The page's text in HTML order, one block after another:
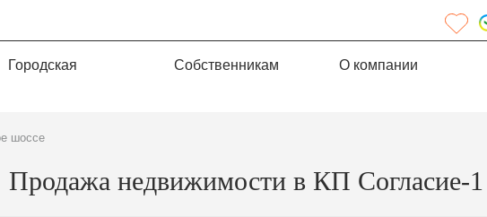
Городская Собственникам О компании
шоссе
Продажа недвижимости в КП Согласие-1